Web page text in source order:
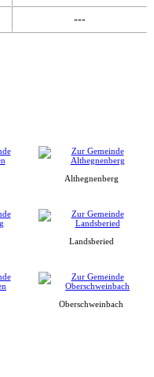
---
Althegnenberg
Landsberied
Oberschweinbach